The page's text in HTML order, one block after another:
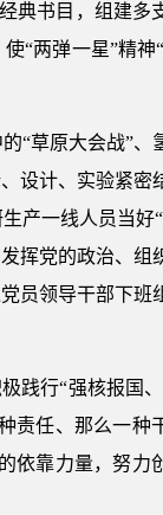
典书目，组建多
“两弹一星”精神
“草原大会战”、
设计、实验紧密
产一线人员当好
挥党的政治、组
员领导干部下班
践行“强核报国
责任、那么一种
依靠力量，努力